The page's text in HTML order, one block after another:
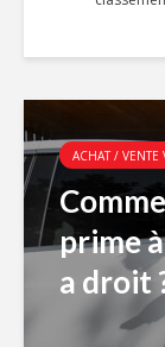
ACHAT / VENTE
prime
a droit